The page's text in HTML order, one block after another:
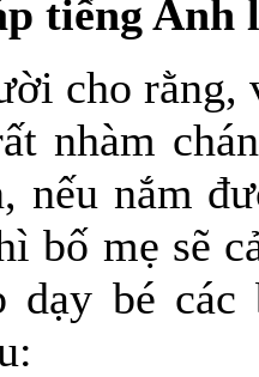
tiếng Anh
cho
nhàm
nếu nắm
bố mẹ sẽ
dạy bé